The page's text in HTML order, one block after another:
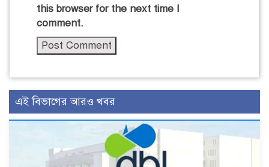
this browser for the next time I
comment.
এই বিভাগের আরও খবর